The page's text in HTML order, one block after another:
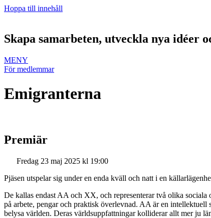
Hoppa till innehåll
Skapa samarbeten, utveckla nya idéer
MENY
För medlemmar
Emigranterna
Premiär
Fredag 23 maj 2025 kl 19:00
Pjäsen utspelar sig under en enda kväll och natt i en
De kallas endast AA och XX, och representerar två olika
på arbete, pengar och praktisk överlevnad. AA är en
belysa världen. Deras världsuppfattningar kolliderar allt mer ju